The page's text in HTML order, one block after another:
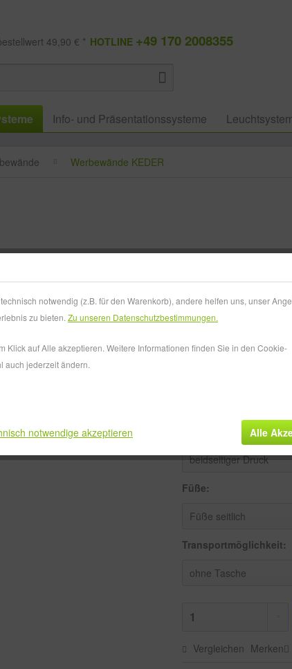
49,90 € * HOTLINE +49 170 2008355
Info- und Präsentationssysteme
Werbewände KEDER
494,49 € *
zzgl. MwSt.zzgl.
Versandkostenfreie
Füße:
Transportmöglichkeit:
Vergleichen Merken
notwendig (z.B. für den Warenkorb), andere helfen uns, unser
zu bieten. Zu unseren Datenschutzbestimmungen.
Klick auf Alle akzeptieren. Weitere Informationen finden Sie in den Cookie-
auch jederzeit ändern.
notwendige akzeptieren Alle